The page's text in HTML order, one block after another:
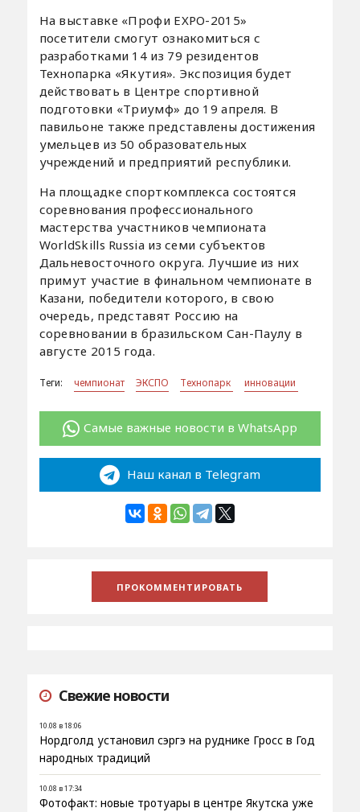
На выставке «Профи EXPO-2015»
посетители смогут ознакомиться с
разработками 14 из 79 резидентов
Технопарка «Якутия». Экспозиция будет
действовать в Центре спортивной
подготовки «Триумф» до 19 апреля. В
павильоне также представлены достижения
умельцев из 50 образовательных
учреждений и предприятий республики.
На площадке спорткомплекса состоятся
соревнования профессионального
мастерства участников чемпионата
WorldSkills Russia из семи субъектов
Дальневосточного округа. Лучшие из них
примут участие в финальном чемпионате в
Казани, победители которого, в свою
очередь, представят Россию на
соревновании в бразильском Сан-Паулу в
августе 2015 года.
Теги: чемпионат ЭКСПО Технопарк инновации
Самые важные новости в WhatsApp
Наш канал в Telegram
Свежие новости
10.08 в 18:06
Нордголд установил сэргэ на руднике Гросс в Год
народных традиций
10.08 в 17:34
Фотофакт: новые тротуары в центре Якутска уже